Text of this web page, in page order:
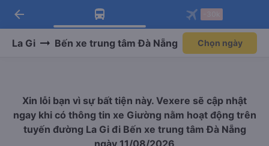
Tải app Vexere ngay!
Nhận ưu đãi thành viên độc
Mở app
Tải app Vexere
-30k/ghế khi đặt vé máy bay qua
Mở app
arrow_back
La Gi Bến xe trung tâm Đà Nẵng Chọn ngày
Xin lỗi bạn vì sự bất tiện này. Vexere sẽ cập nhật
ngay khi có thông tin xe Giường nằm hoạt động trên
tuyến đường La Gi đi Bến xe trung tâm Đà Nẵng
ngày 11/08/2026